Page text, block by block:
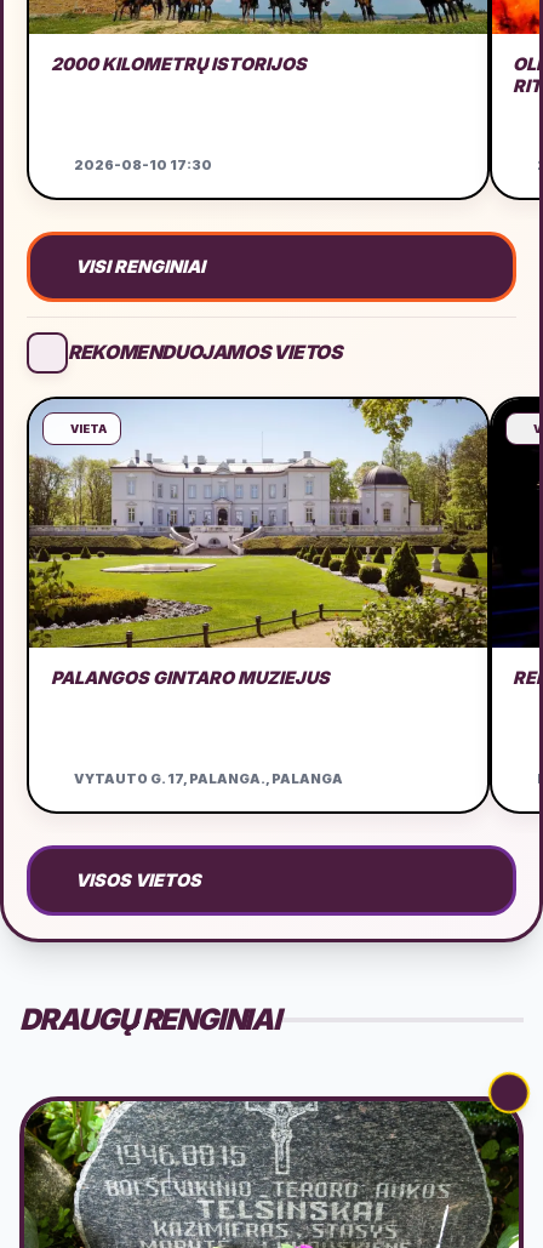
2000 KILOMETRŲ ISTORIJOS
2026-08-10 17:30
VISI RENGINIAI
REKOMENDUOJAMOS VIETOS
VIETA
PALANGOS GINTARO MUZIEJUS
VYTAUTO G. 17, PALANGA., PALANGA
VISOS VIETOS
DRAUGŲ RENGINIAI